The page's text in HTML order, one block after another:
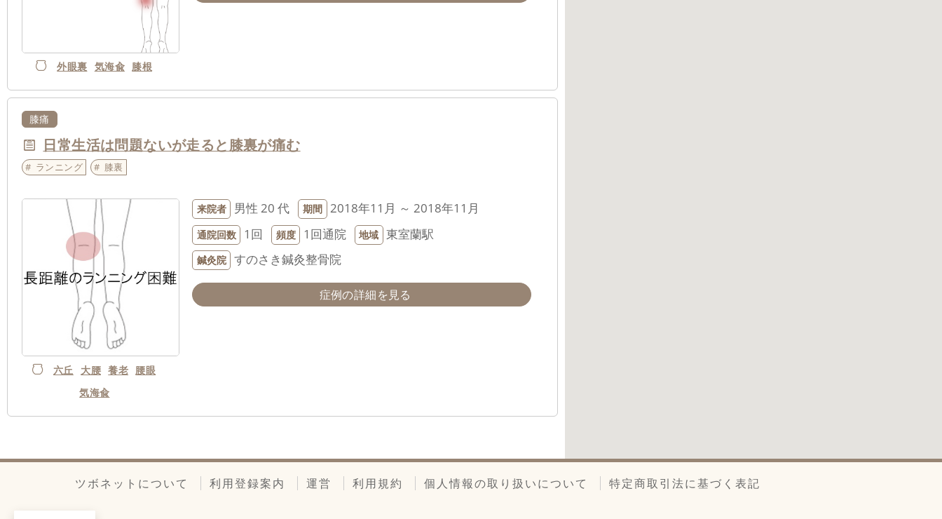
外眼裏 気海兪 膝根
膝痛
日常生活は問題ないが走ると膝裏が痛む
ランニング 膝裏
六丘 大腰 養老 腰眼
気海兪
来院者 男性 20 代 期間 2018年11月 ～ 2018年11月
通院回数 1回 頻度 1回通院 地域 東室蘭駅
鍼灸院 すのさき鍼灸整骨院
症例の詳細を見る
ツボネットについて 利用登録案内 運営 利用規約 個人情報の取り扱いについて 特定商取引法に基づく表記